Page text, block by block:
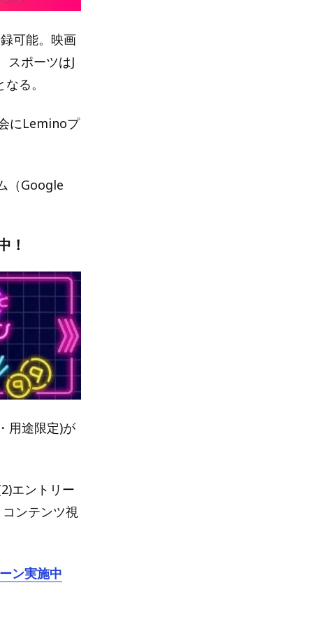
可能。映画
スポーツはJ
る。
にLeminoプ
（Google
！
用途限定)が
エントリー
ンテンツ視
ン実施中